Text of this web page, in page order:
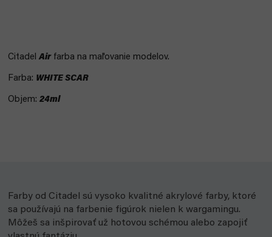
Citadel Airfarba na maľovanie modelov.
Farba: WHITE SCAR
Objem: 24ml
Farby od Citadel sú vysoko kvalitné akrylové farby, ktoré
sa používajú na farbenie figúrok nielen k wargamingu.
Môžeš sa inšpirovať už hotovou schémou alebo zapojiť